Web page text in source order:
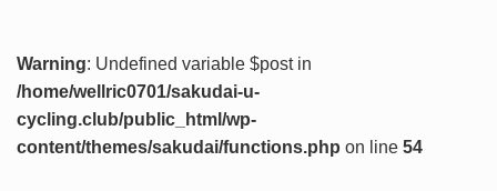
Warning: Undefined variable $post in
/home/wellric0701/sakudai-u-
cycling.club/public_html/wp-
content/themes/sakudai/functions.php on line 54